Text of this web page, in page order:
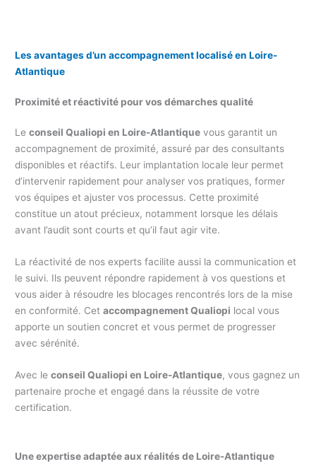
Les avantages d’un accompagnement localisé en Loire-
Atlantique
Proximité et réactivité pour vos démarches qualité
Leconseil Qualiopi en Loire-Atlantique vous garantit un
accompagnement de proximité, assuré par des consultants
disponibles et réactifs. Leur implantation locale leur permet
d’intervenir rapidement pour analyser vos pratiques, former
vos équipes et ajuster vos processus. Cette proximité
constitue un atout précieux, notamment lorsque les délais
avant l’audit sont courts et qu’il faut agir vite.
La réactivité de nos experts facilite aussi la communication et
le suivi. Ils peuvent répondre rapidement à vos questions et
vous aider à résoudre les blocages rencontrés lors de la mise
en conformité. Cetaccompagnement Qualiopi local vous
apporte un soutien concret et vous permet de progresser
avec sérénité.
Avec leconseil Qualiopi en Loire-Atlantique, vous gagnez un
partenaire proche et engagé dans la réussite de votre
certification.
Une expertise adaptée aux réalités de Loire-Atlantique